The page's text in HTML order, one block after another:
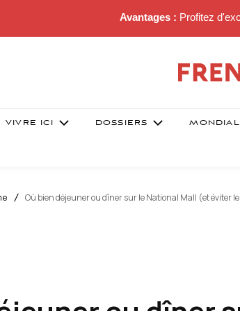
Avantages : Profitez
VIVRE ICI DOSSIERS
Où bien déjeuner ou dîner sur le National Mall (et éviter